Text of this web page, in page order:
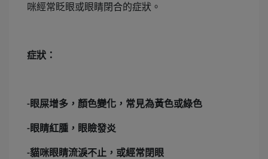
咪經常眨眼或眼睛閉合的症狀。
症狀：
-眼屎增多，顏色變化，常見為黃色或綠色
-眼睛紅腫，眼瞼發炎
-貓咪眼睛流淚不止，或經常閉眼